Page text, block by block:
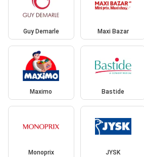
Guy Demarle Maxi Bazar
Maximo Bastide
Monoprix JYSK